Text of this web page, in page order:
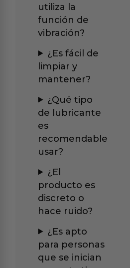
utiliza la
función de
vibración?
¿Es fácil de
limpiar y
mantener?
¿Qué tipo
de lubricante
es
recomendable
usar?
¿El
producto es
discreto o
hace ruido?
¿Es apto
para personas
que se inician